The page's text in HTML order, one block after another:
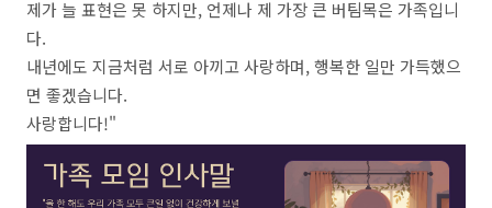
제가 늘 표현은 못 하지만, 언제나 제 가장 큰 버팀목은 가족입니
다.
내년에도 지금처럼 서로 아끼고 사랑하며, 행복한 일만 가득했으
면 좋겠습니다. ​
사랑합니다!"